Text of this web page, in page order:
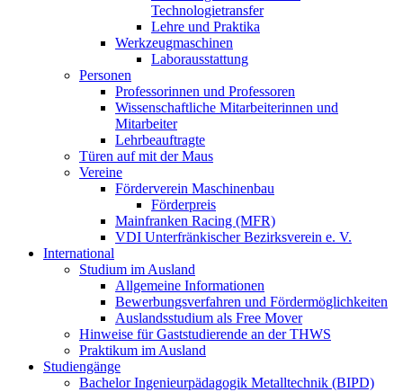
Technologietransfer
Lehre und Praktika
Werkzeugmaschinen
Laborausstattung
Personen
Professorinnen und Professoren
Wissenschaftliche Mitarbeiterinnen und
Mitarbeiter
Lehrbeauftragte
Türen auf mit der Maus
Vereine
Förderverein Maschinenbau
Förderpreis
Mainfranken Racing (MFR)
VDI Unterfränkischer Bezirksverein e. V.
International
Studium im Ausland
Allgemeine Informationen
Bewerbungsverfahren und Fördermöglichkeiten
Auslandsstudium als Free Mover
Hinweise für Gaststudierende an der THWS
Praktikum im Ausland
Studiengänge
Bachelor Ingenieurpädagogik Metalltechnik (BIPD)